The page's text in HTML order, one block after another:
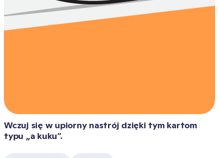
Wczuj się w upiorny nastrój dzięki tym kartom
typu „a kuku”.